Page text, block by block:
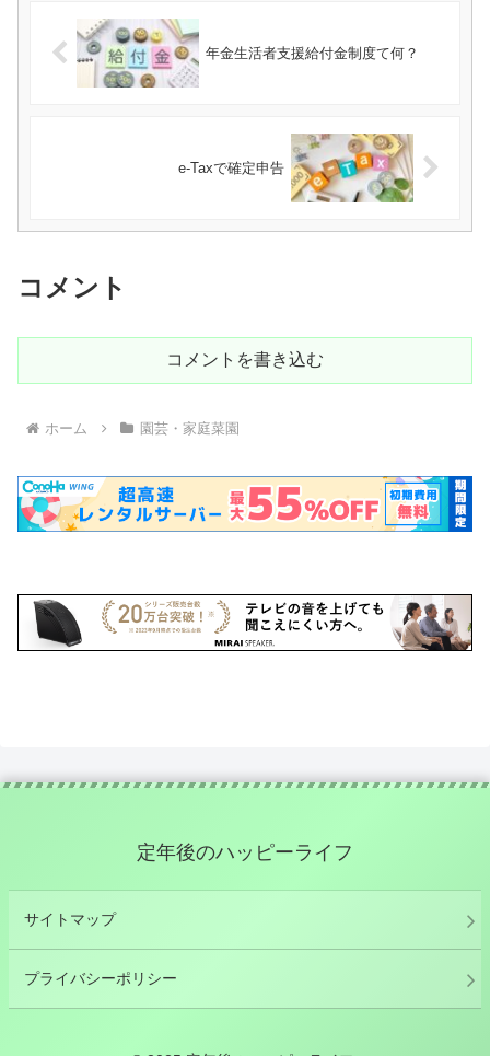
年金生活者支援給付金制度て何？
e-Taxで確定申告
コメント
コメントを書き込む
ホーム 園芸・家庭菜園
定年後のハッピーライフ
サイトマップ
プライバシーポリシー